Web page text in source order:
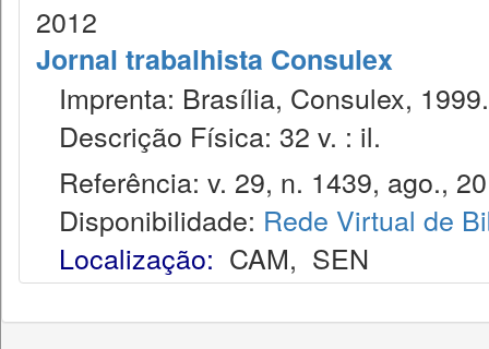
2012
Jornal trabalhista Consulex
Imprenta: Brasília, Consulex, 1999.
Descrição Física: 32 v. : il.
Referência: v. 29, n. 1439, ago.,
Disponibilidade: Rede Virtual de
Localização: CAM, SEN